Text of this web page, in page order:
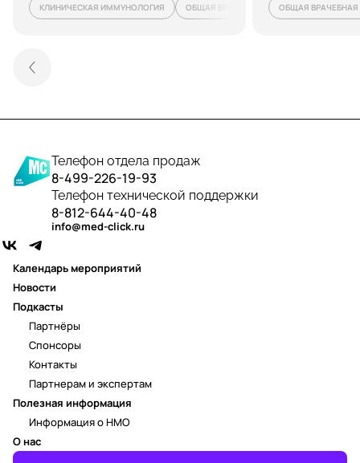
КЛИНИЧЕСКАЯ ИММУНОЛОГИЯ ОБЩАЯ ВРАЧЕБНАЯ ПРАКТИКА
ОБЩАЯ
Телефон отдела продаж
8-499-226-19-93
Телефон технической поддержки
8-812-644-40-48
info@med-click.ru
Календарь мероприятий
Новости
Подкасты
Полезная информация
Информация о НМО
О нас
Партнёры
Спонсоры
Контакты
Партнерам и экспертам